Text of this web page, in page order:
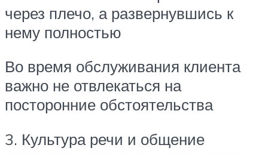
через плечо, а развернувшись к
нему полностью
Во время обслуживания клиента
важно не отвлекаться на
посторонние обстоятельства
3. Культура речи и общение